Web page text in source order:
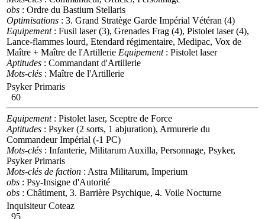
obs : Ordre du Bastium Stellaris
Optimisations : 3. Grand Stratège Garde Impérial Vétéran (4)
Equipement: Fusil laser (3), Grenades Frag (4), Pistolet laser (4),
Lance-flammes lourd, Etendard régimentaire, Medipac, Vox de
Maître + Maître de l'Artillerie Equipement: Pistolet laser
Aptitudes : Commandant d'Artillerie
Mots-clés : Maître de l'Artillerie
Psyker Primaris
60
Equipement: Pistolet laser, Sceptre de Force
Aptitudes : Psyker (2 sorts, 1 abjuration), Armurerie du
Commandeur Impérial (-1 PC)
Mots-clés : Infanterie, Militarum Auxilla, Personnage, Psyker,
Psyker Primaris
Mots-clés de faction : Astra Militarum, Imperium
obs : Psy-Insigne d'Autorité
obs : Châtiment, 3. Barrière Psychique, 4. Voile Nocturne
Inquisiteur Coteaz
95